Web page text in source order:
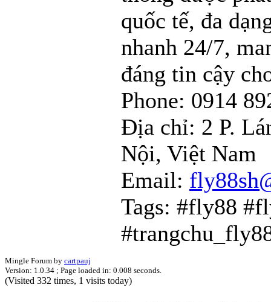
quốc tế, đa
nhanh 24/7,
đáng tin cậy
Phone: 0914
Địa chỉ: 2 P.
Nội, Việt Nam
Email:
Tags: #fly88
Mingle Forum by cartpauj
Version: 1.0.34 ; Page loaded in: 0.008 seconds.
(Visited 332 times, 1 visits today)